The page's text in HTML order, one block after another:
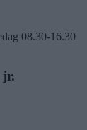
08.30-16.30